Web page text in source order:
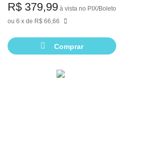
6 de R$ 66,66
R$ 379,99 à vista no PIX/Boleto
Comprar